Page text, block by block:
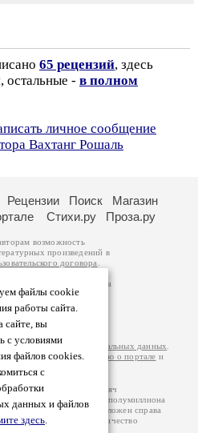
65 рецензий, здесь
остальные - в полном
личное сообщение
Вахтанг Рошаль
файлы cookie
работы сайта.
сайте, вы
с условиями
файлов cookies.
с
данных и файлов
здесь.
Рецензии Поиск
Магазин
Стихи.ру Проза.ру
возможность
произведений в
договора
принадлежат авторам
произведений возможна
вы можете
Ответственность за
самостоятельно на
законодательства
обработки персональных данных
подробнуюинформацию о портале и
– порядка 100 тысяч
просматривают более полумиллиона
который расположен справа
по две цифры: количество